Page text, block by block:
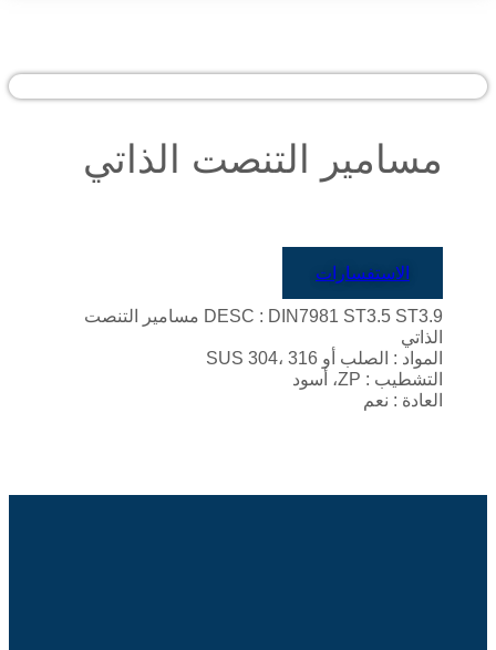
مسامير التنصت الذاتي
الاستفسارات
DESC : DIN7981 ST3.5 ST3.9 مسامير التنصت
الذاتي
المواد : الصلب أو SUS 304، 316
التشطيب : ZP، أسود
العادة : نعم